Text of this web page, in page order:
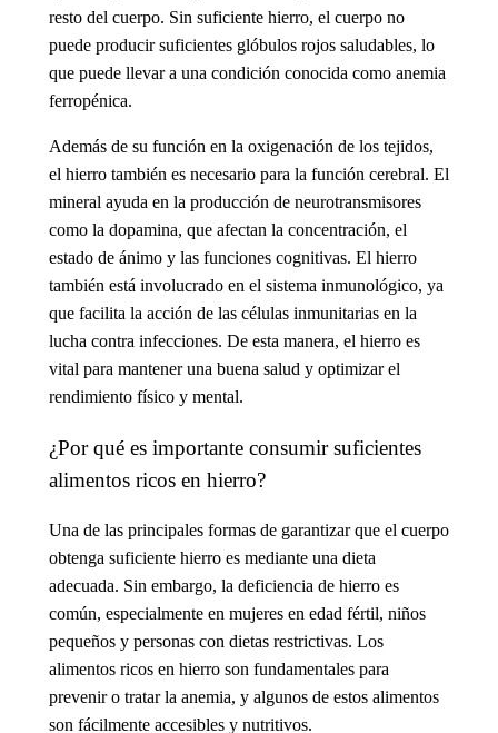
resto del cuerpo. Sin suficiente hierro, el cuerpo no
puede producir suficientes glóbulos rojos saludables, lo
que puede llevar a una condición conocida como anemia
ferropénica.
Además de su función en la oxigenación de los tejidos,
el hierro también es necesario para la función cerebral. El
mineral ayuda en la producción de neurotransmisores
como la dopamina, que afectan la concentración, el
estado de ánimo y las funciones cognitivas. El hierro
también está involucrado en el sistema inmunológico, ya
que facilita la acción de las células inmunitarias en la
lucha contra infecciones. De esta manera, el hierro es
vital para mantener una buena salud y optimizar el
rendimiento físico y mental.
¿Por qué es importante consumir suficientes
alimentos ricos en hierro?
Una de las principales formas de garantizar que el cuerpo
obtenga suficiente hierro es mediante una dieta
adecuada. Sin embargo, la deficiencia de hierro es
común, especialmente en mujeres en edad fértil, niños
pequeños y personas con dietas restrictivas. Los
alimentos ricos en hierro son fundamentales para
prevenir o tratar la anemia, y algunos de estos alimentos
son fácilmente accesibles y nutritivos.